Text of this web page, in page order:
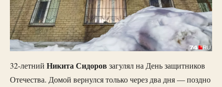
32-летний Никита Сидоров загулял на День защитников
Отечества. Домой вернулся только через два дня — поздно